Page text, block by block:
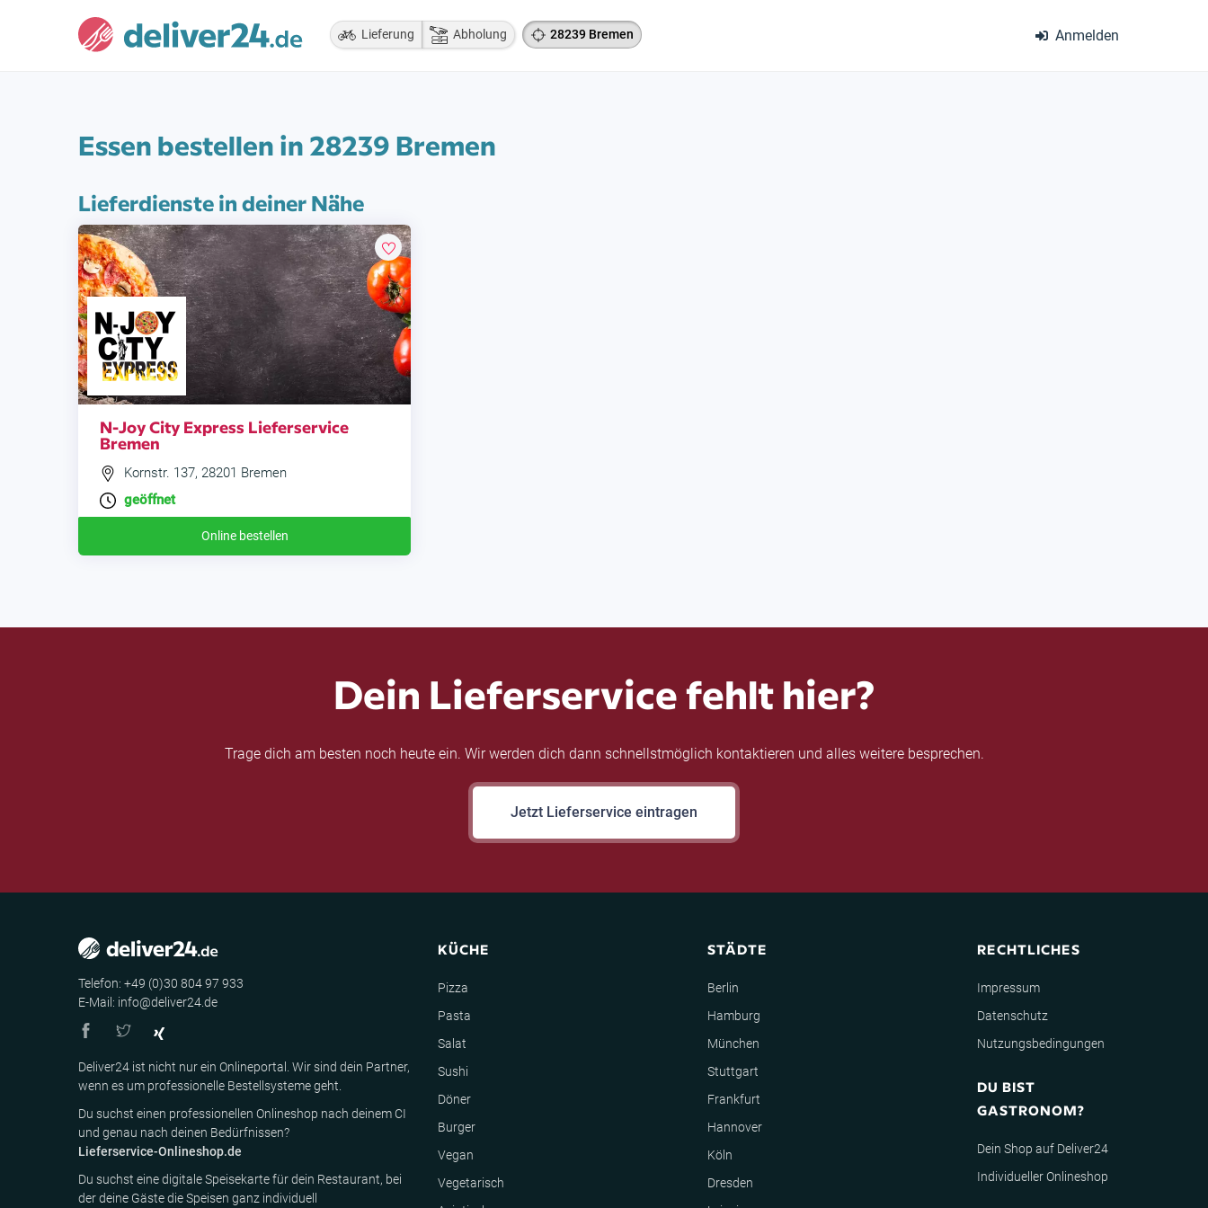
Anmelden
Lieferung Abholung 28239 Bremen
Essen bestellen in 28239 Bremen
Lieferdienste in deiner Nähe
N-Joy City Express Lieferservice
Bremen
Kornstr. 137, 28201 Bremen
geöffnet
Online bestellen
Dein Lieferservice fehlt hier?
Trage dich am besten noch heute ein. Wir werden dich dann schnellstmöglich kontaktieren und alles weitere besprechen.
Jetzt Lieferservice eintragen
Telefon: +49 (0)30 804 97 933
E-Mail: info@deliver24.de
Deliver24 ist nicht nur ein Onlineportal. Wir sind dein Partner,
wenn es um professionelle Bestellsysteme geht.
Du suchst einen professionellen Onlineshop nach deinem CI
und genau nach deinen Bedürfnissen?
Lieferservice-Onlineshop.de
Du suchst eine digitale Speisekarte für dein Restaurant, bei
der deine Gäste die Speisen ganz individuell
KÜCHE
Pizza
Pasta
Salat
Sushi
Döner
Burger
Vegan
Vegetarisch
STÄDTE
Berlin
Hamburg
München
Stuttgart
Frankfurt
Hannover
Köln
Dresden
RECHTLICHES
Impressum
Datenschutz
Nutzungsbedingungen
DU BIST
GASTRONOM?
Dein Shop auf Deliver24
Individueller Onlineshop